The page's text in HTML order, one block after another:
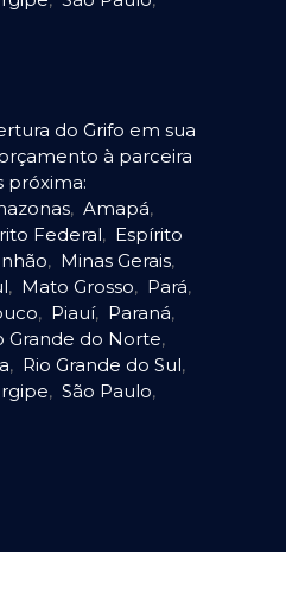
do Grifo em sua
à parceira
próxima:
, Amapá,
Federal, Espírito
, Minas Gerais,
, Mato Grosso, Pará,
, Piauí, Paraná,
Grande do Norte,
, Rio Grande do Sul,
, São Paulo,